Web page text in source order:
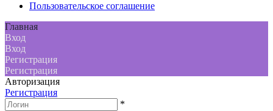
Пользовательское соглашение
Главная
Вход
Вход
Регистрация
Регистрация
Авторизация
Регистрация
*